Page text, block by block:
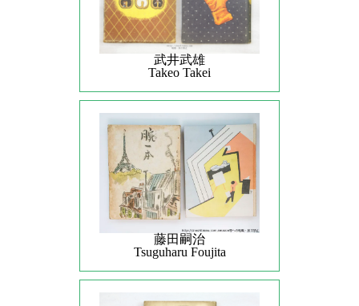
武井武雄
Takeo Takei
藤田嗣治
Tsuguharu Foujita